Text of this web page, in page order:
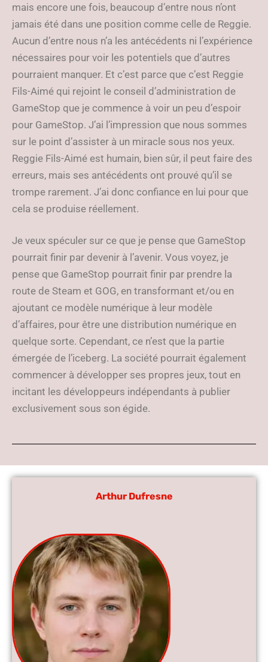
mais encore une fois, beaucoup d’entre nous n’ont
jamais été dans une position comme celle de Reggie.
Aucun d’entre nous n’a les antécédents ni l’expérience
nécessaires pour voir les potentiels que d’autres
pourraient manquer. Et c’est parce que c’est Reggie
Fils-Aimé qui rejoint le conseil d’administration de
GameStop que je commence à voir un peu d’espoir
pour GameStop. J’ai l’impression que nous sommes
sur le point d’assister à un miracle sous nos yeux.
Reggie Fils-Aimé est humain, bien sûr, il peut faire des
erreurs, mais ses antécédents ont prouvé qu’il se
trompe rarement. J’ai donc confiance en lui pour que
cela se produise réellement.
Je veux spéculer sur ce que je pense que GameStop
pourrait finir par devenir à l’avenir. Vous voyez, je
pense que GameStop pourrait finir par prendre la
route de Steam et GOG, en transformant et/ou en
ajoutant ce modèle numérique à leur modèle
d’affaires, pour être une distribution numérique en
quelque sorte. Cependant, ce n’est que la partie
émergée de l’iceberg. La société pourrait également
commencer à développer ses propres jeux, tout en
incitant les développeurs indépendants à publier
exclusivement sous son égide.
Arthur Dufresne